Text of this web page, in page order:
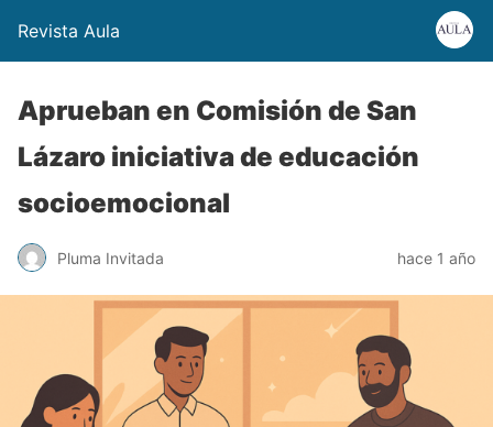
Revista Aula
Aprueban en Comisión de San
Lázaro iniciativa de educación
socioemocional
Pluma Invitada hace 1 año